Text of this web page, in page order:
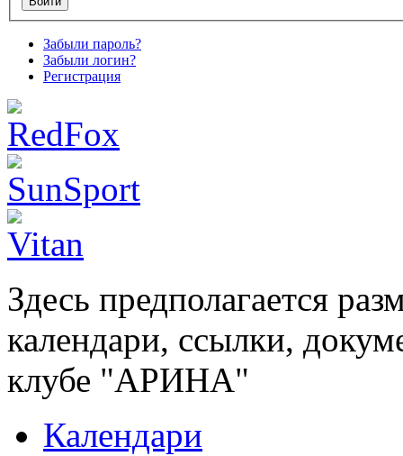
Забыли пароль?
Забыли логин?
Регистрация
Здесь предполагается
календари, ссылки,
клубе "АРИНА"
Календари